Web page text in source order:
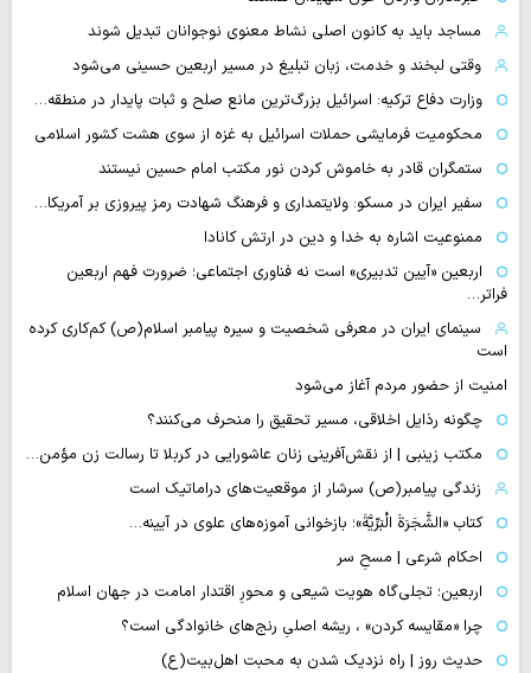
مساجد باید به کانون اصلی نشاط معنوی نوجوانان تبدیل شوند
وقتی لبخند و خدمت، زبان تبلیغ در مسیر اربعین حسینی می‌شود
وزارت دفاع ترکیه: اسرائیل بزرگ‌ترین مانع صلح و ثبات پایدار در منطقه…
محکومیت فرمایشی حملات اسرائیل به غزه از سوی هشت کشور اسلامی
ستمگران قادر به خاموش کردن نور مکتب امام حسین نیستند
سفیر ایران در مسکو: ولایتمداری و فرهنگ شهادت رمز پیروزی بر آمریکا…
ممنوعیت اشاره به خدا و دین در ارتش کانادا
اربعین «آیین تدبیری» است نه فناوری اجتماعی؛ ضرورت فهم اربعین
فراتر…
سینمای ایران در معرفی شخصیت و سیره پیامبر اسلام(ص) کم‌کاری کرده
است
امنیت از حضور مردم آغاز می‌شود
چگونه رذایل اخلاقی، مسیر تحقیق را منحرف می‌کنند؟
مکتب زینبی | از نقش‌آفرینی زنان عاشورایی در کربلا تا رسالت زن مؤمن…
زندگی پیامبر(ص) سرشار از موقعیت‌های دراماتیک است
کتاب «الشَّجَرَةَ الْبَرِّیَّةَ»؛ بازخوانی آموزه‌های علوی در آیینه…
احکام شرعی | مسحِ سر
اربعین؛ تجلی‌گاه هویت شیعی و محورِ اقتدار امامت در جهان اسلام
چرا «مقایسه کردن» ، ریشه اصلیِ رنج‌های خانوادگی است؟
حدیث روز | راه نزدیک شدن به محبت اهل‌بیت(ع)